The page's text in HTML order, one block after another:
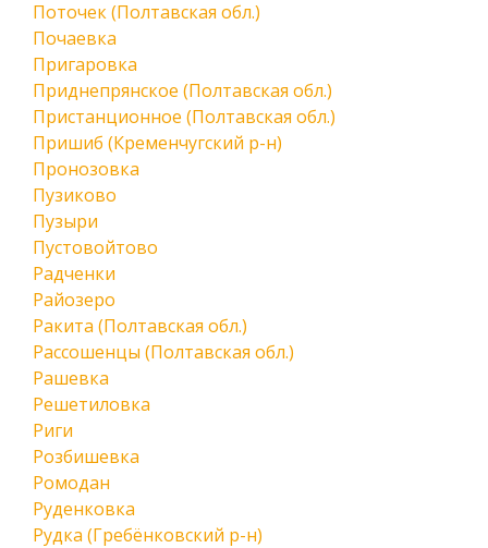
Поточек (Полтавская обл.)
Почаевка
Пригаровка
Приднепрянское (Полтавская обл.)
Пристанционное (Полтавская обл.)
Пришиб (Кременчугский р-н)
Пронозовка
Пузиково
Пузыри
Пустовойтово
Радченки
Райозеро
Ракита (Полтавская обл.)
Рассошенцы (Полтавская обл.)
Рашевка
Решетиловка
Риги
Розбишевка
Ромодан
Руденковка
Рудка (Гребёнковский р-н)